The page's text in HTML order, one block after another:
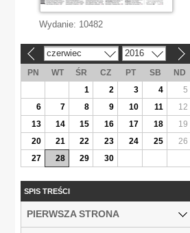
Wydanie: 10482
czerwiec 2016
PN WT ŚR CZ PT SB
ND
1
2 3 4
5
6
7 8 9 10 11
12
13
14 15 16 17 18
19
20
21 22 23 24 25
26
27
28 29 30
SPIS TREŚCI
PIERWSZA STRONA